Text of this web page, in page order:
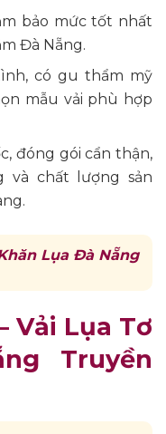
bảo mức tốt nhất
Đà Nẵng.
có gu thẩm mỹ
mẫu vải phù hợp
đóng gói cẩn thận,
và chất lượng sản
Lụa Đà Nẵng
Vải Lụa Tơ
Truyền